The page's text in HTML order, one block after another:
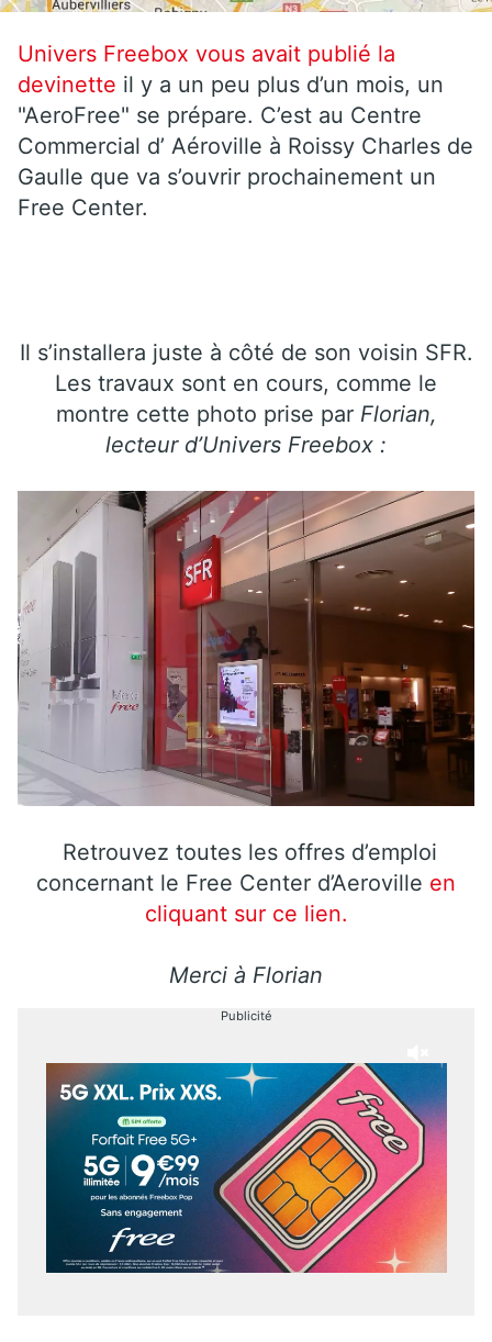
Univers Freebox vous avait publié la
devinette il y a un peu plus d’un mois, un
"AeroFree" se prépare. C’est au Centre
Commercial d’ Aéroville à Roissy Charles de
Gaulle que va s’ouvrir prochainement un
Free Center.
Il s’installera juste à côté de son voisin SFR.
Les travaux sont en cours, comme le
montre cette photo prise parFlorian,
lecteur d’Univers Freebox :
Retrouvez toutes les offres d’emploi
concernant le Free Center d’Aeroville en
cliquant sur ce lien.
Merci à Florian
Publicité